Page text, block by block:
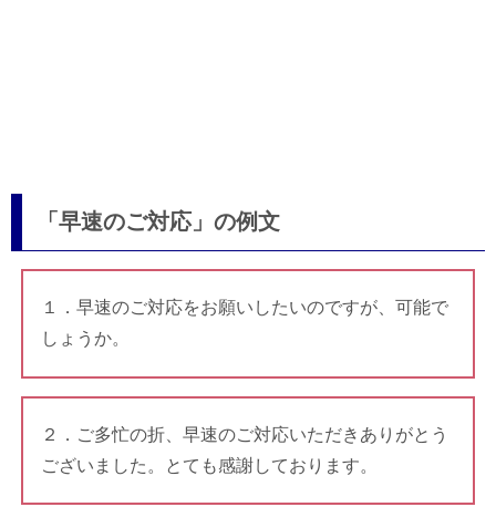
「早速のご対応」の例文
１．早速のご対応をお願いしたいのですが、可能で
しょうか。
２．ご多忙の折、早速のご対応いただきありがとう
ございました。とても感謝しております。